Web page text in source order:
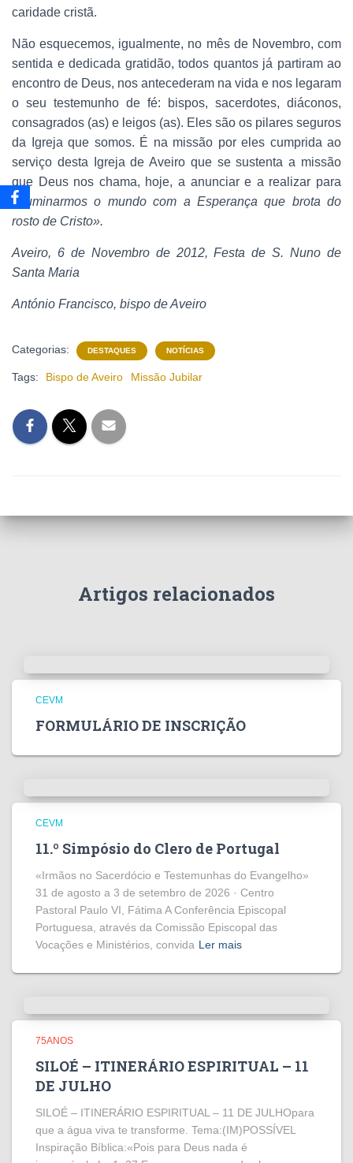
caridade cristã.
Não esquecemos, igualmente, no mês de Novembro, com
sentida e dedicada gratidão, todos quantos já partiram ao
encontro de Deus, nos antecederam na vida e nos legaram
o seu testemunho de fé: bispos, sacerdotes, diáconos,
consagrados (as) e leigos (as). Eles são os pilares seguros
da Igreja que somos. É na missão por eles cumprida ao
serviço desta Igreja de Aveiro que se sustenta a missão
que Deus nos chama, hoje, a anunciar e a realizar para
« iluminarmos o mundo com a Esperança que brota do
rosto de Cristo».
Aveiro, 6 de Novembro de 2012, Festa de S. Nuno de
Santa Maria
António Francisco, bispo de Aveiro
Categorias: DESTAQUES NOTÍCIAS
Tags: Bispo de Aveiro Missão Jubilar
Artigos relacionados
CEVM
FORMULÁRIO DE INSCRIÇÃO
CEVM
11.º Simpósio do Clero de Portugal
«Irmãos no Sacerdócio e Testemunhas do Evangelho»
31 de agosto a 3 de setembro de 2026 · Centro
Pastoral Paulo VI, Fátima A Conferência Episcopal
Portuguesa, através da Comissão Episcopal das
Vocações e Ministérios, convida Ler mais
75ANOS
SILOÉ – ITINERÁRIO ESPIRITUAL – 11
DE JULHO
SILOÉ – ITINERÁRIO ESPIRITUAL – 11 DE JULHOpara
que a água viva te transforme. Tema:(IM)POSSÍVEL
Inspiração Bíblica:«Pois para Deus nada é